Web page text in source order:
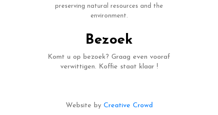
preserving natural resources and the
environment.
Bezoek
Komt u op bezoek? Graag even vooraf
verwittigen. Koffie staat klaar !
Website by Creative Crowd